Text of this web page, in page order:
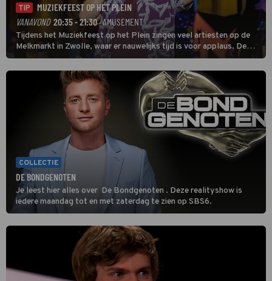
TIP
MUZIEKFEEST OP HET PLEIN
VANAVOND 20:35 - 21:30· AMUSEMENT
Tijdens het Muziekfeest op het Plein zingen veel artiesten op de
Melkmarkt in Zwolle, waar er nauwelijks tijd is voor applaus. De
grootste namen zijn André Hazes, Jannes, René Froger en
natuurlijk Rutger van Barneveld met zijn hit Zwoele Zomernachten.
COLLECTIE
DE BONDGENOTEN
Je leest hier alles over De Bondgenoten . Deze realityshow is
iedere maandag tot en met zaterdag te zien op SBS6.